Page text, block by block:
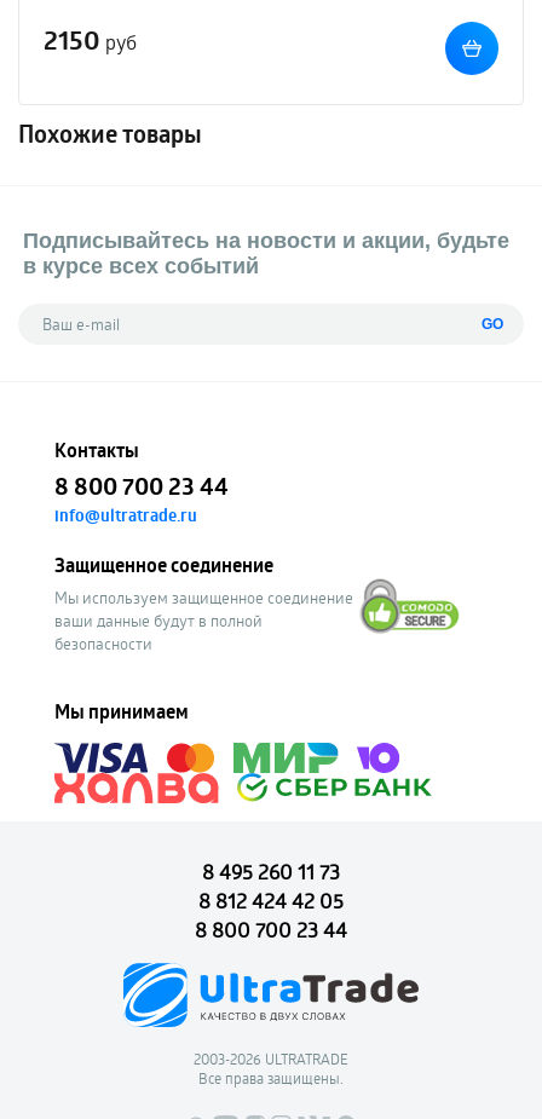
2150 руб
Похожие товары
Подписывайтесь на новости и акции, будьте
в курсе всех событий
GO
Контакты
8 800 700 23 44
info@ultratrade.ru
Защищенное соединение
Мы используем защищенное соединение
ваши данные будут в полной
безопасности
Мы принимаем
8 495 260 11 73
8 812 424 42 05
8 800 700 23 44
2003-2026 ULTRATRADE
Все права защищены.